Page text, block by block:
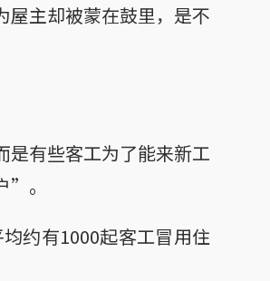
主却被蒙在鼓里，是不
有些客工为了能来新工
”。
约有1000起客工冒用住